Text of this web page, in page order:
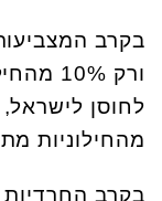
מהחילוניות
בקרב החרדיות